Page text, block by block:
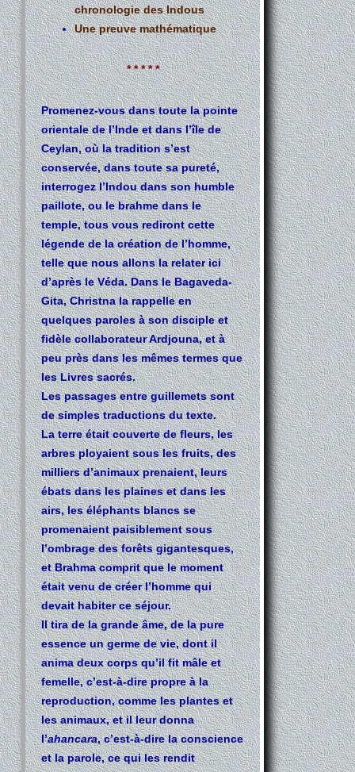
chronologie des Indous
Une preuve mathématique
* * * * *
Promenez-vous dans toute la pointe
orientale de l’Inde et dans l’île de
Ceylan, où la tradition s’est
conservée, dans toute sa pureté,
interrogez l’Indou dans son humble
paillote, ou le brahme dans le
temple, tous vous rediront cette
légende de la création de l’homme,
telle que nous allons la relater ici
d’après le Véda. Dans le Bagaveda-
Gita, Christna la rappelle en
quelques paroles à son disciple et
fidèle collaborateur Ardjouna, et à
peu près dans les mêmes termes que
les Livres sacrés.
Les passages entre guillemets sont
de simples traductions du texte.
La terre était couverte de fleurs, les
arbres ployaient sous les fruits, des
milliers d’animaux prenaient, leurs
ébats dans les plaines et dans les
airs, les éléphants blancs se
promenaient paisiblement sous
l’ombrage des forêts gigantesques,
et Brahma comprit que le moment
était venu de créer l’homme qui
devait habiter ce séjour.
Il tira de la grande âme, de la pure
essence un germe de vie, dont il
anima deux corps qu’il fit mâle et
femelle, c’est-à-dire propre à la
reproduction, comme les plantes et
les animaux, et il leur donna
l’ahancara, c’est-à-dire la conscience
et la parole, ce qui les rendit